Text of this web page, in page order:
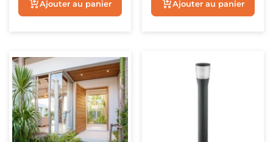
Ajouter au panier Ajouter au